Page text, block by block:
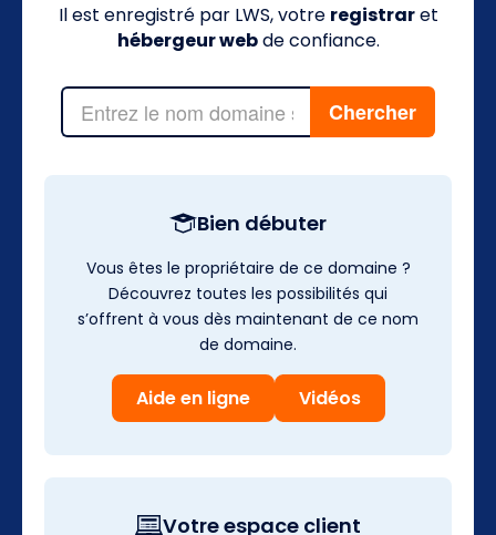
Il est enregistré par LWS, votre registraret
hébergeur webde confiance.
Bien débuter
Vous êtes le propriétaire de ce domaine ?
Découvrez toutes les possibilités qui
s’offrent à vous dès maintenant de ce nom
de domaine.
Aide en ligne Vidéos
Votre espace client